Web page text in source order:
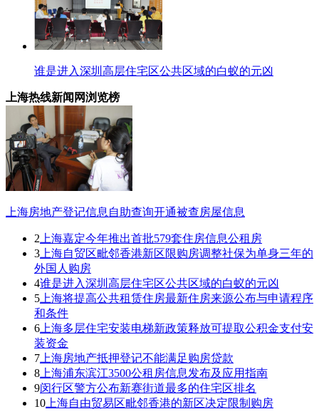
谁是进入深圳高层住宅区公共区域的白蚁的元凶
上海热线新闻网浏览榜
上海房地产登记信息自助查询开通被查房屋信息
2 上海嘉定今年推出首批579套住房信息公租房
3 上海自贸区毗邻香港新区限购房调整社保为单身三年的
外国人购房
4谁是进入深圳高层住宅区公共区域的白蚁的元凶
5 上海将提高公共租赁住房最新住房来源公布与申请程序
和条件
6 上海多层住宅安装电梯新政策释放可提取公积金支付安
装资金
7 上海房地产抵押登记不能满足购房贷款
8 上海浦东滨江3500公租房信息发布及应用指南
9闵行区警方公布新赛街道最多的住宅区排名
10 上海自由贸易区毗邻香港的新区决定限制购房